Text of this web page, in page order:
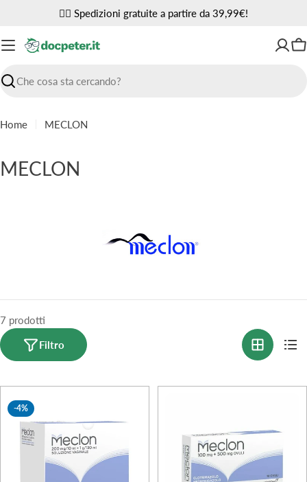
contenuto
✌🏼 Spedizioni gratuite a partire da 39,99€!
Ricerca
Home MECLON
C
i
o
n
:
MECLON
7 prodotti
Filtro
-4%